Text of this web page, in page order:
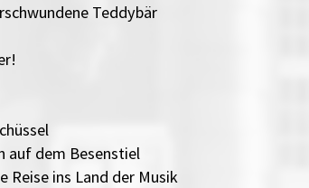
Teddybär
auf dem Besenstiel
Reise ins Land der Musik